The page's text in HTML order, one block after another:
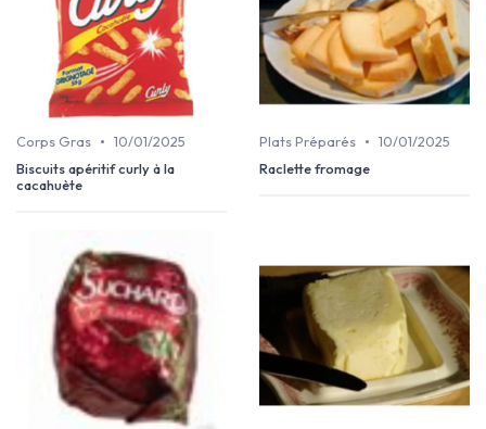
Corps Gras • 10/01/2025
Biscuits apéritif curly à la
cacahuète
Plats Préparés • 10/01/2025
Raclette fromage